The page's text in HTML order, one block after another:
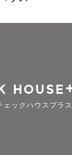
ックハウスプラ